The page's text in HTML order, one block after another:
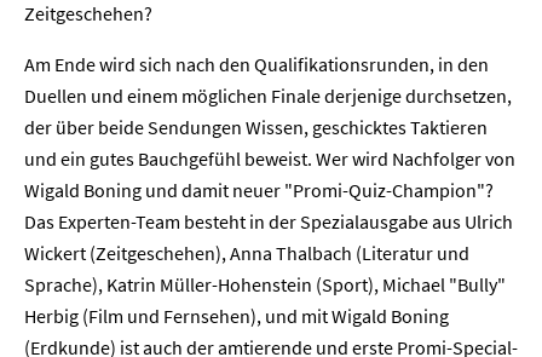
Zeitgeschehen?
Am Ende wird sich nach den Qualifikationsrunden, in den
Duellen und einem möglichen Finale derjenige durchsetzen,
der über beide Sendungen Wissen, geschicktes Taktieren
und ein gutes Bauchgefühl beweist. Wer wird Nachfolger von
Wigald Boning und damit neuer "Promi-Quiz-Champion"?
Das Experten-Team besteht in der Spezialausgabe aus Ulrich
Wickert (Zeitgeschehen), Anna Thalbach (Literatur und
Sprache), Katrin Müller-Hohenstein (Sport), Michael "Bully"
Herbig (Film und Fernsehen), und mit Wigald Boning
(Erdkunde) ist auch der amtierende und erste Promi-Special-